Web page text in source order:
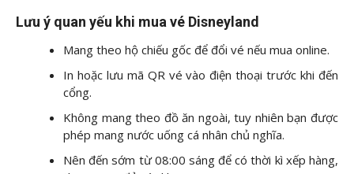
Lưu ý quan yếu khi mua vé Disneyland
Mang theo hộ chiếu gốc để đổi vé nếu mua online.
In hoặc lưu mã QR vé vào điện thoại trước khi đến
cổng.
Không mang theo đồ ăn ngoài, tuy nhiên bạn được
phép mang nước uống cá nhân chủ nghĩa.
Nên đến sớm từ 08:00 sáng để có thời kì xếp hàng,